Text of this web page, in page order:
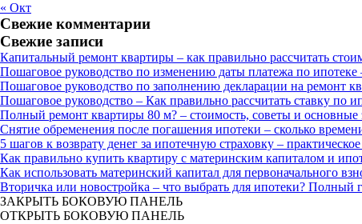
« Окт
Свежие комментарии
Свежие записи
Капитальный ремонт квартиры – как правильно рассчитать
Пошаговое руководство по изменению даты платежа по ипотеке
Пошаговое руководство по заполнению декларации на ремонт
Пошаговое руководство – Как правильно рассчитать ставку по
Полный ремонт квартиры 80 м? – стоимость, советы и основные
Снятие обременения после погашения ипотеки – сколько
5 шагов к возврату денег за ипотечную страховку –
Как правильно купить квартиру с материнским капиталом и
Как использовать материнский капитал для первоначального
Вторичка или новостройка – что выбрать для ипотеки? Полный
ЗАКРЫТЬ БОКОВУЮ ПАНЕЛЬ
ОТКРЫТЬ БОКОВУЮ ПАНЕЛЬ